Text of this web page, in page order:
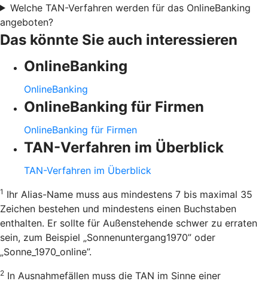
Welche TAN-Verfahren werden für das OnlineBanking
angeboten?
Das könnte Sie auch interessieren
OnlineBanking
OnlineBanking
OnlineBanking für Firmen
OnlineBanking für Firmen
TAN-Verfahren im Überblick
TAN-Verfahren im Überblick
1 Ihr Alias-Name muss aus mindestens 7 bis maximal 35
Zeichen bestehen und mindestens einen Buchstaben
enthalten. Er sollte für Außenstehende schwer zu erraten
sein, zum Beispiel „Sonnenuntergang1970” oder
„Sonne_1970_online”.
2 In Ausnahmefällen muss die TAN im Sinne einer